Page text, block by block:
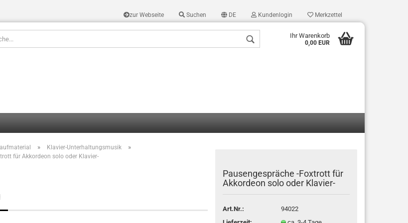
zur Webseite Suchen DE Kundenlogin Merkzettel
Ihr Warenkorb
0,00 EUR
» Klavier-Unterhaltungsmusik »
für Akkordeon solo oder Klavier-
Pausengespräche -Foxtrott für
Akkordeon solo oder Klavier-
Art.Nr.:
94022